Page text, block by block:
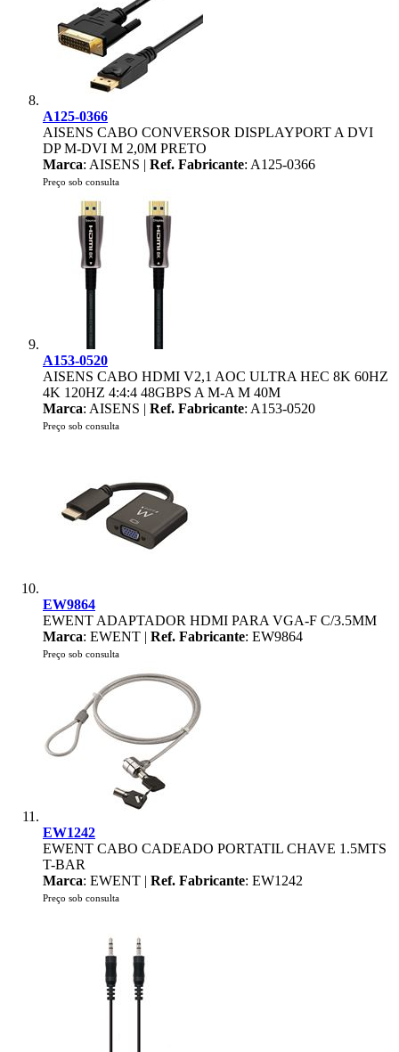
A125-0366
AISENS CABO CONVERSOR DISPLAYPORT A DVI
DP M-DVI M 2,0M PRETO
Marca: AISENS | Ref. Fabricante: A125-0366
Preço sob consulta
A153-0520
AISENS CABO HDMI V2,1 AOC ULTRA HEC 8K 60HZ
4K 120HZ 4:4:4 48GBPS A M-A M 40M
Marca: AISENS | Ref. Fabricante: A153-0520
Preço sob consulta
EW9864
EWENT ADAPTADOR HDMI PARA VGA-F C/3.5MM
Marca: EWENT | Ref. Fabricante: EW9864
Preço sob consulta
EW1242
EWENT CABO CADEADO PORTATIL CHAVE 1.5MTS
T-BAR
Marca: EWENT | Ref. Fabricante: EW1242
Preço sob consulta